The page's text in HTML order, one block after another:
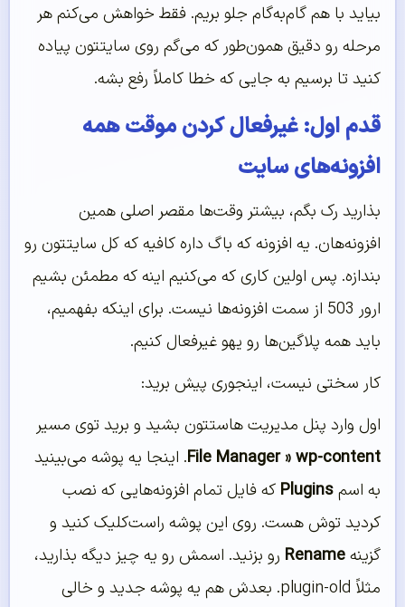
بیاید با هم گام‌به‌گام جلو بریم. فقط خواهش می‌کنم هر
مرحله رو دقیق همون‌طور که می‌گم روی سایتتون پیاده
کنید تا برسیم به جایی که خطا کاملاً رفع بشه.
قدم اول: غیرفعال کردن موقت همه
افزونه‌های سایت
بذارید رک بگم، بیشتر وقت‌ها مقصر اصلی همین
افزونه‌هان. یه افزونه که باگ داره کافیه که کل سایتتون رو
بندازه. پس اولین کاری که می‌کنیم اینه که مطمئن بشیم
ارور 503 از سمت افزونه‌ها نیست. برای اینکه بفهمیم،
باید همه پلاگین‌ها رو یهو غیرفعال کنیم.
کار سختی نیست، اینجوری پیش برید:
اول وارد پنل مدیریت هاستتون بشید و برید توی مسیر
File Manager » wp-content. اینجا یه پوشه می‌بینید
به اسمPlugins که فایل تمام افزونه‌هایی که نصب
کردید توش هست. روی این پوشه راست‌کلیک کنید و
گزینهRename رو بزنید. اسمش رو یه چیز دیگه بذارید،
مثلاً plugin-old. بعدش هم یه پوشه جدید و خالی